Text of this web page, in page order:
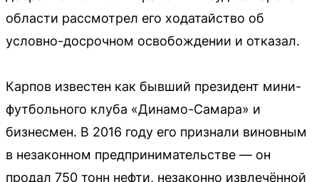
области рассмотрел его ходатайство об
условно-досрочном освобождении и отказал.
Карпов известен как бывший президент мини-
футбольного клуба «Динамо-Самара» и
бизнесмен. В 2016 году его признали виновным
в незаконном предпринимательстве — он
продал 750 тонн нефти, незаконно извлечённой